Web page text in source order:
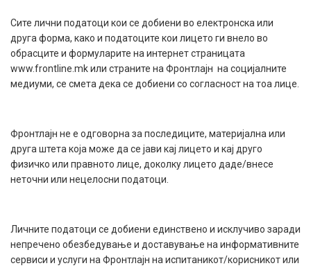
Сите лични податоци кои се добиени во електронска или
друга форма, како и податоците кои лицето ги внело во
обрасците и формуларите на интернет страницата
www.frontline.mk или страните на Фронтлајн на социјалните
медиуми, се смета дека се добиени со согласност на тоа лице.
Фронтлајн не е одговорна за последиците, материјална или
друга штета која може да се јави кај лицето и кај друго
физичко или правното лице, доколку лицето даде/внесе
неточни или нецелосни податоци.
Личните податоци се добиени единствено и исклучиво заради
непречено обезбедување и доставување на информативните
сервиси и услуги на Фронтлајн на испитаникот/корисникот или